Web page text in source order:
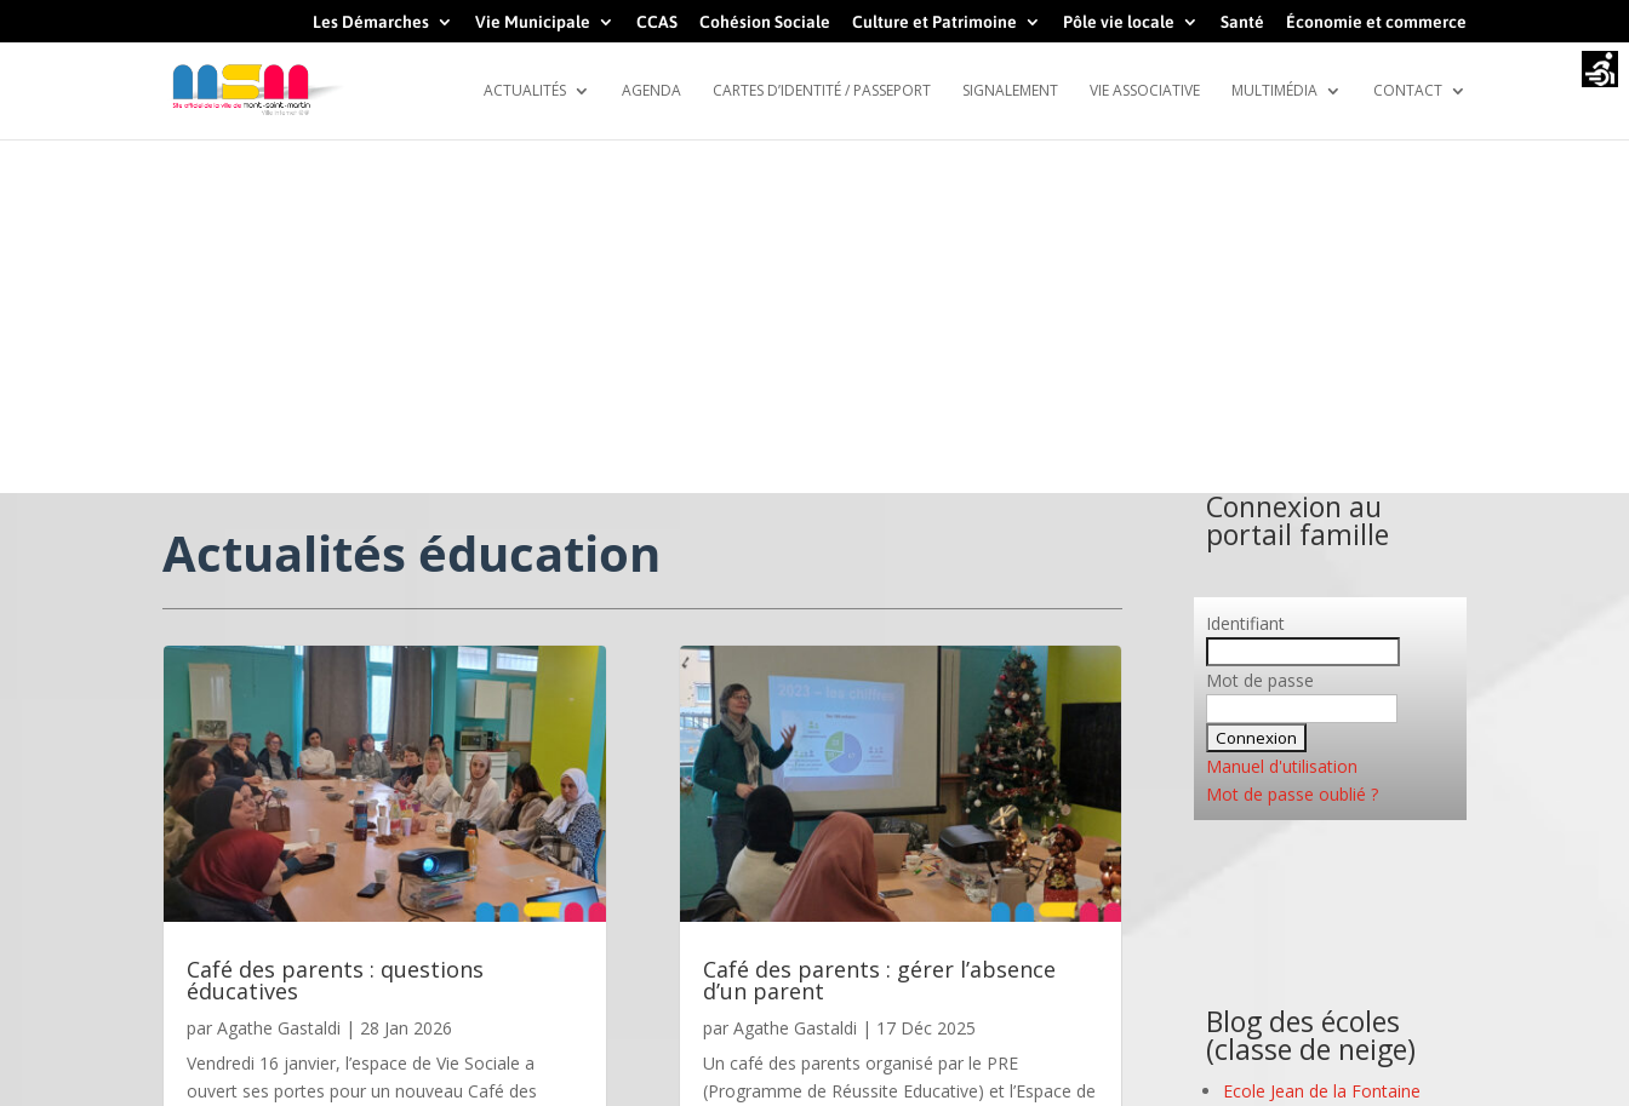
Les Démarches Vie Municipale CCAS Cohésion Sociale Culture et Patrimoine Pôle vie locale Santé Économie et commerce
ACTUALITÉS AGENDA CARTES D’IDENTITÉ / PASSEPORT SIGNALEMENT VIE ASSOCIATIVE MULTIMÉDIA CONTACT
Actualités éducation
Café des parents : questions
éducatives
parAgathe Gastaldi | 28 Jan 2026
Vendredi 16 janvier, l’espace de Vie Sociale a
ouvert ses portes pour un nouveau Café des
Café des parents : gérer l’absence
d’un parent
par Agathe Gastaldi | 17 Déc 2025
Un café des parents organisé par le PRE
(Programme de Réussite Educative) et l’Espace de
Connexion au
portail famille
Identifiant
Mot de passe
Manuel d'utilisation
Mot de passe oublié ?
Blog des écoles
(classe de neige)
Ecole Jean de la Fontaine